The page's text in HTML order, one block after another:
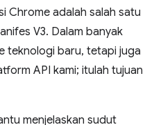
Chrome adalah salah satu
V3. Dalam banyak
teknologi baru, tetapi juga
API kami; itulah tujuan
menjelaskan sudut